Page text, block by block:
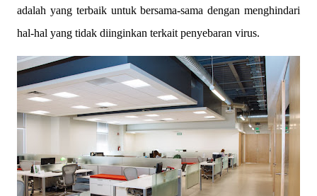
adalah yang terbaik untuk bersama-sama dengan menghindari
hal-hal yang tidak diinginkan terkait penyebaran virus.